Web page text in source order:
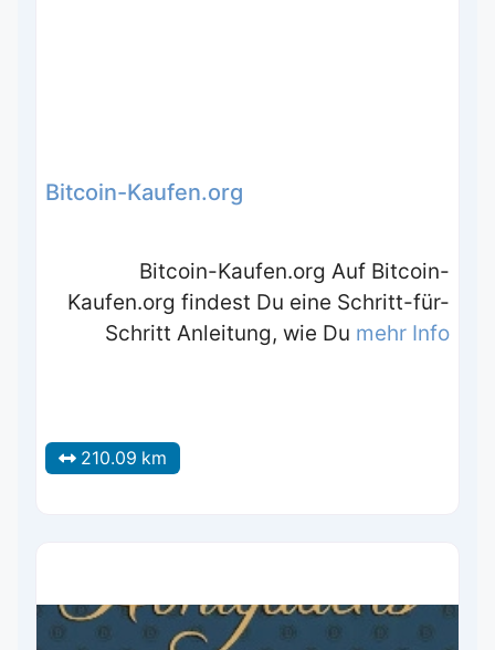
Bitcoin-Kaufen.org
Bitcoin-Kaufen.org Auf Bitcoin-
Kaufen.org findest Du eine Schritt-für-
Schritt Anleitung, wie Du mehr Info
210.09 km